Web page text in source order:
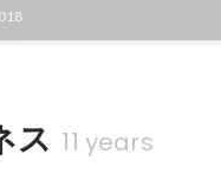
ス 11 years